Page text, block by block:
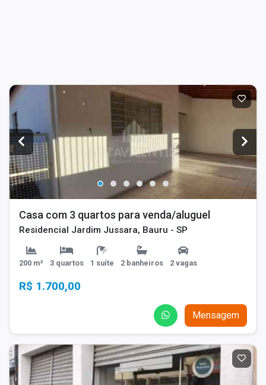
Casa com 3 quartos para venda/aluguel
Residencial Jardim Jussara, Bauru - SP
200 m² 3 quartos 1 suíte 2 banheiros 2 vagas
R$ 1.700,00
Mensagem